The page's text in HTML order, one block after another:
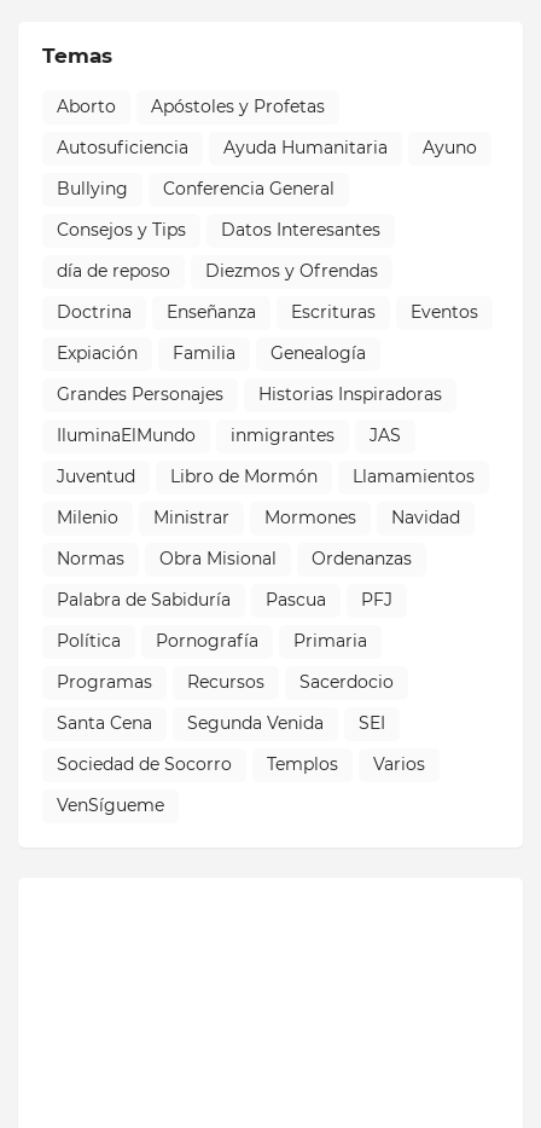
Temas
Aborto
Apóstoles y Profetas
Autosuficiencia
Ayuda Humanitaria
Ayuno
Bullying
Conferencia General
Consejos y Tips
Datos Interesantes
día de reposo
Diezmos y Ofrendas
Doctrina
Enseñanza Escrituras
Eventos
Expiación
Familia
Genealogía
Grandes Personajes
Historias Inspiradoras
IluminaElMundo
inmigrantes
JAS
Juventud
Libro de Mormón
Llamamientos
Milenio
Ministrar Mormones
Navidad
Normas
Obra Misional
Ordenanzas
Palabra de Sabiduría
Pascua
PFJ
Política
Pornografía
Primaria
Programas
Recursos
Sacerdocio
Santa Cena
Segunda Venida
SEI
Sociedad de Socorro
Templos
Varios
VenSígueme